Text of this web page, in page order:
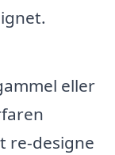
eller
re-designe